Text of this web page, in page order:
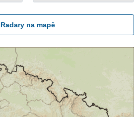
Radary na mapě